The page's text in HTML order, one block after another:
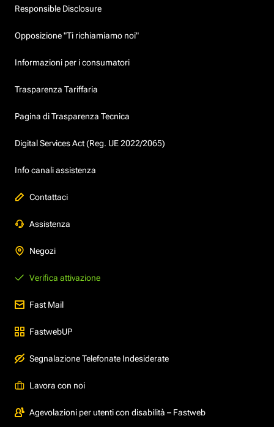
Responsible Disclosure
Opposizione "Ti richiamiamo noi"
Informazioni per i consumatori
Trasparenza Tariffaria
Pagina di Trasparenza Tecnica
Digital Services Act (Reg. UE 2022/2065)
Info canali assistenza
Contattaci
Assistenza
Negozi
Verifica attivazione
Fast Mail
FastwebUP
Segnalazione Telefonate Indesiderate
Lavora con noi
Agevolazioni per utenti con disabilità – Fastweb